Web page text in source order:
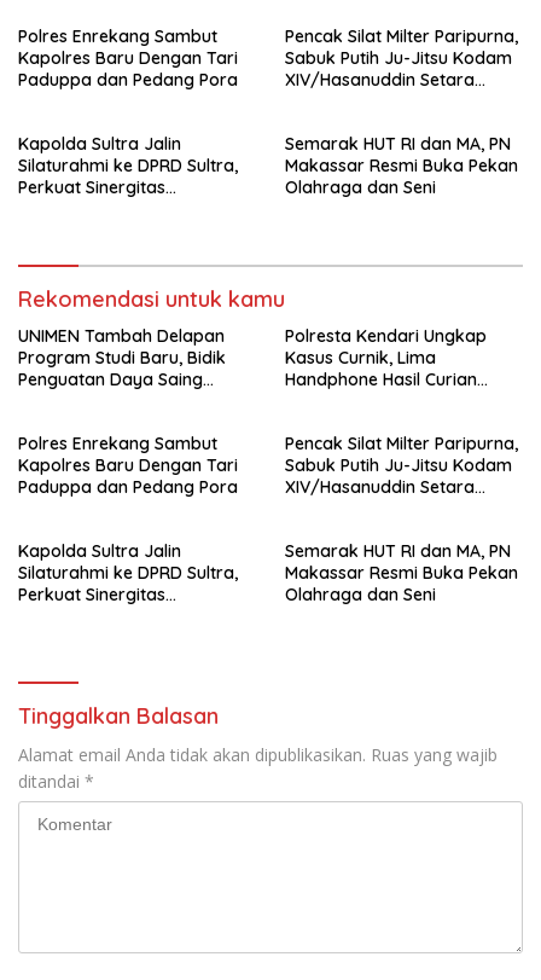
Polres Enrekang Sambut
Kapolres Baru Dengan Tari
Paduppa dan Pedang Pora
Pencak Silat Milter Paripurna,
Sabuk Putih Ju-Jitsu Kodam
XIV/Hasanuddin Setara
Kapolda Sultra Jalin
Silaturahmi ke DPRD Sultra,
Perkuat Sinergitas
Semarak HUT RI dan MA, PN
Makassar Resmi Buka Pekan
Olahraga dan Seni
Rekomendasi untuk kamu
UNIMEN Tambah Delapan
Program Studi Baru, Bidik
Penguatan Daya Saing
Polresta Kendari Ungkap
Kasus Curnik, Lima
Handphone Hasil Curian
Polres Enrekang Sambut
Kapolres Baru Dengan Tari
Paduppa dan Pedang Pora
Pencak Silat Milter Paripurna,
Sabuk Putih Ju-Jitsu Kodam
XIV/Hasanuddin Setara
Kapolda Sultra Jalin
Silaturahmi ke DPRD Sultra,
Perkuat Sinergitas
Semarak HUT RI dan MA, PN
Makassar Resmi Buka Pekan
Olahraga dan Seni
Tinggalkan Balasan
Alamat email Anda tidak akan dipublikasikan. Ruas yang wajib
ditandai *